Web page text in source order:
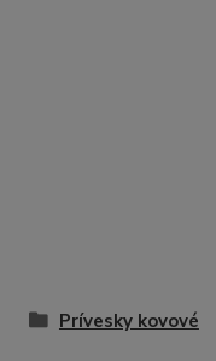
Prívesky kovové